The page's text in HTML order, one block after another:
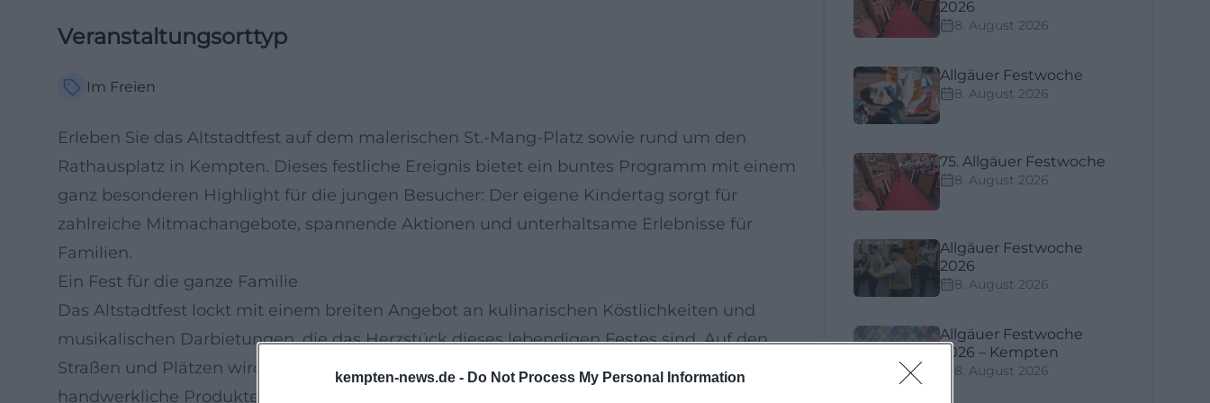
kempten-news.de - Do Not Process My Personal Information
Veranstaltungsorttyp
Im Freien
Erleben Sie das Altstadtfest auf dem malerischen St.-Mang-Platz sowie rund um den
Rathausplatz in Kempten. Dieses festliche Ereignis bietet ein buntes Programm mit einem
ganz besonderen Highlight für die jungen Besucher: Der eigene Kindertag sorgt für
zahlreiche Mitmachangebote, spannende Aktionen und unterhaltsame Erlebnisse für
Familien.
Ein Fest für die ganze Familie
Das Altstadtfest lockt mit einem breiten Angebot an kulinarischen Köstlichkeiten und
musikalischen Darbietungen, die das Herzstück dieses lebendigen Festes sind. Auf den
Straßen und Plätzen wird es zahlreiche Stände geben, an denen lokale Spezialitäten sowie
handwerkliche Produkte angeboten werden. Die kleinen Gäste können sich auf
2026
8. August 2026
Allgäuer Festwoche
8. August 2026
75. Allgäuer Festwoche
8. August 2026
Allgäuer Festwoche
2026
8. August 2026
Allgäuer Festwoche
2026 – Kempten
8. August 2026